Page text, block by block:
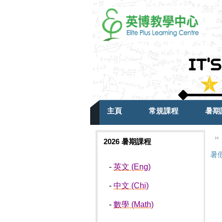
主頁 常規課程 暑期
2026 暑期課程
- 英文 (Eng)
- 中文 (Chi)
- 數學 (Math)
暑